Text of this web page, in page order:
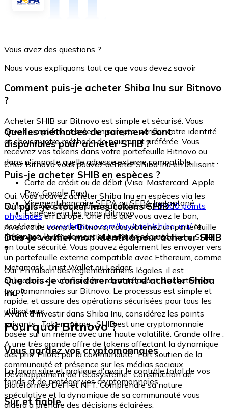
Vous avez des questions ?
Nous vous expliquons tout ce que vous devez savoir
Comment puis-je acheter Shiba Inu sur Bitnovo
?
Acheter SHIB sur Bitnovo est simple et sécurisé. Vous
devez simplement créer un compte, vérifier votre identité
et choisir votre méthode de paiement préférée. Vous
recevrez vos tokens dans votre portefeuille Bitnovo ou
dans n'importe quelle adresse externe compatible.
Quelles méthodes de paiement sont
disponibles pour acheter SHIB ?
Chez Bitnovo vous pouvez acheter Shiba Inu en utilisant :
Carte de crédit ou de débit (Visa, Mastercard, Apple
Pay, Google Pay)
Virement bancaire SEPA ou SEPA Instantané
Espèces via les bons Bitnovo
Puis-je acheter SHIB en espèces ?
Oui. Vous pouvez acheter Shiba Inu en espèces via les
bons Bitnovo, disponibles dans plus de40 000 points
physiquesen Europe. Une fois que vous avez le bon,
accédez à : www.bitnovo.com/buy/cash/shiba-inu/et
échangez-le rapidement et en toute sécurité.
Où puis-je stocker mes tokens SHIB ?
Avec votre compte Bitnovo, vous obtenez un portefeuille
intégré où vous pouvez stocker et gérer vos tokens SHIB
en toute sécurité. Vous pouvez également les envoyer vers
un portefeuille externe compatible avec Ethereum, comme
Metamask, Trust Wallet ou Ledger.
Dois-je vérifier mon identité pour acheter SHIB
?
Oui. En raison des réglementations légales, il est
obligatoire de vérifier votre identité avant d'acheter des
cryptomonnaies sur Bitnovo. Le processus est simple et
rapide, et assure des opérations sécurisées pour tous les
utilisateurs.
Que dois-je considérer avant d'acheter Shiba
Inu ?
Avant d'investir dans Shiba Inu, considérez les points
suivants : Token mème : SHIB est une cryptomonnaie
basée sur un mème avec une haute volatilité. Grande offre :
A une très grande offre de tokens affectant la dynamique
des prix. Piloté par la communauté : Fort soutien de la
communauté et présence sur les médias sociaux.
Développement de l'écosystème : Construction de
plateformes DeFi et NFT. Comprendre sa nature
spéculative et la dynamique de sa communauté vous
aidera à prendre des décisions éclairées.
Pourquoi Bitnovo ?
Vous gardez vos cryptomonnaies
La façon sûre et pratique d'avoir le contrôle total de vos
fonds et de protéger vos cryptomonnaies.
Sûr et fiable